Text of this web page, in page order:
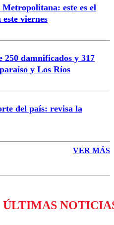
Enviar comentario
este es el
viernes
250 damnificados y 317
y Los Ríos
del país: revisa la
VER MÁS
ÚLTIMAS